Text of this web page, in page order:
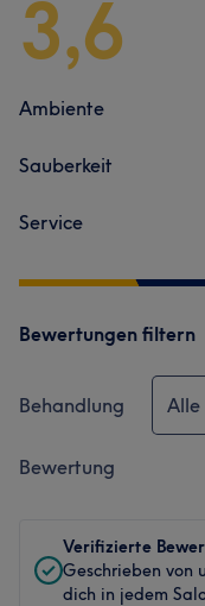
3,6
Ambiente
Sauberkeit
Service
Bewertungen filtern
Behandlung Alle
Bewertung
Verifizierte
Geschrieben von
dich in jedem